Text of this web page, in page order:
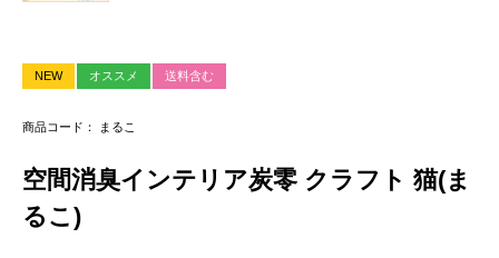
NEW オススメ 送料含む
商品コード： まるこ
空間消臭インテリア炭零 クラフト 猫(ま
るこ)